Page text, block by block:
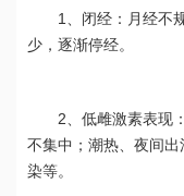
1、闭经：月经不
少，逐渐停经。
2、低雌激素表现
不集中；潮热、夜间
染等。